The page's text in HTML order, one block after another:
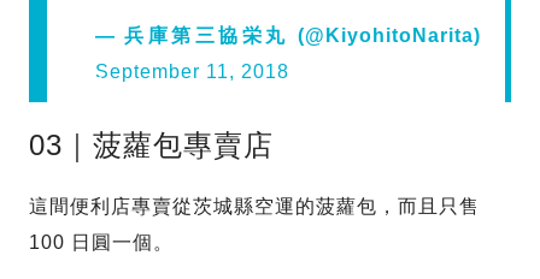
— 兵庫第三協栄丸 (@KiyohitoNarita)
September 11, 2018
03｜菠蘿包專賣店
這間便利店專賣從茨城縣空運的菠蘿包，而且只售
100 日圓一個。